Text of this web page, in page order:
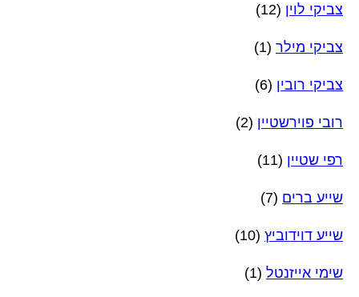
צביקי לוין (12)
צביקי מילר (1)
צביקי רובין (6)
רובי פוירשטיין (2)
רפי שטיין (11)
שייע ברים (7)
שייע דוידוביץ (10)
שימי אייזנטל (1)